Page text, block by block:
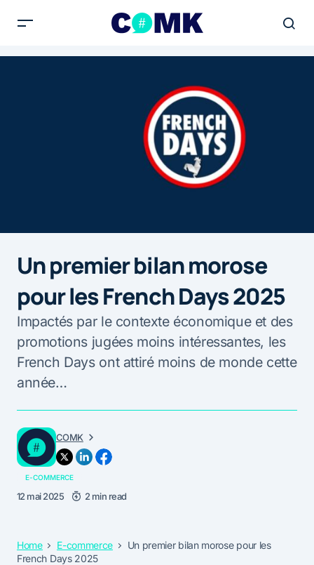
Un premier bilan morose
pour les French Days 2025
Impactés par le contexte économique et des
promotions jugées moins intéressantes, les
French Days ont attiré moins de monde cette
année…
COMK
E-COMMERCE
12 mai 2025 2 min read
Home E-commerce
Un premier bilan morose pour les
French Days 2025